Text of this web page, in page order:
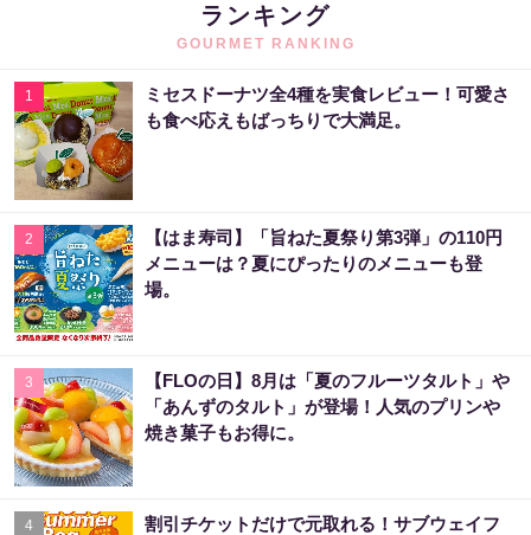
ランキング
GOURMET RANKING
1
ミセスドーナツ全4種を実食レビュー！可愛さ
も食べ応えもばっちりで大満足。
2
【はま寿司】「旨ねた夏祭り第3弾」の110円
メニューは？夏にぴったりのメニューも登
場。
3
【FLOの日】8月は「夏のフルーツタルト」や
「あんずのタルト」が登場！人気のプリンや
焼き菓子もお得に。
4
割引チケットだけで元取れる！サブウェイフ